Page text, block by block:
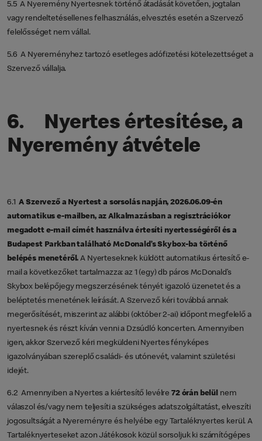
5.5 A Nyeremény Nyertesnek történő átadását követően, jogtalan
vagy rendeltetésellenes felhasználás, elvesztés esetén a Szervező
felelősséget nem vállal.
5.6 A Nyereményhez tartozó esetleges adófizetési kötelezettséget a
Szervező vállalja.
6. Nyertes értesítése, a
Nyeremény átvétele
6.1A Szervező a Nyertest a sorsolás napján, 2026.06.09-én
automatikus e-mailben, az Alkalmazásban a regisztrációkor
megadott e-mail címét használva értesíti nyertességéről és a
Budapest Parkban található McDonald’s Skybox-ba történő
belépés menetéről. A Nyerteseknek küldött automatikus értesítő e-
mail a következőket tartalmazza: az 1 (egy) db páros McDonald’s
Skybox belépőjegy megszerzésének tényét igazoló üzenetet és a
beléptetés menetének leírását. A Szervező kéri továbbá annak
megerősítését, miszerint az alábbi (október 2-ai) időpont megfelelő a
nyertesnek és részt kíván venni a Dzsúdló koncerten. Amennyiben
igen, akkor Szervező kéri megküldeni Nyertes fényképes
igazolványában szereplő családi- és utónevét, valamint születési
idejét.
6.2 Amennyiben a Nyertes a kiértesítő levélre 72 órán belül nem
válaszol és/vagy nem teljesíti a szükséges adatszolgáltatást, elveszíti
jogosultságát a Nyereményre és helyébe egy Tartaléknyertes kerül. A
Tartaléknyerteseket azon Játékosok közül sorsoljuk ki számítógépes